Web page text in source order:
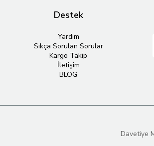
Destek
Yardım
Sıkça Sorulan Sorular
Kargo Takip
İletişim
BLOG
Davetiye